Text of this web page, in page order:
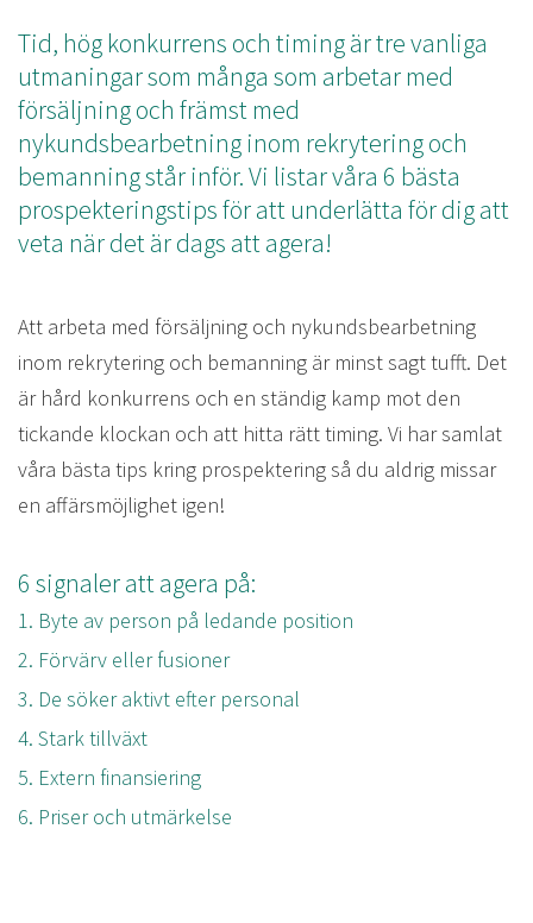
Tid, hög konkurrens och timing är tre vanliga
utmaningar som många som arbetar med
försäljning och främst med
nykundsbearbetning inom rekrytering och
bemanning står inför. Vi listar våra 6 bästa
prospekteringstips för att underlätta för dig att
veta när det är dags att agera!
Att arbeta med försäljning och nykundsbearbetning
inom rekrytering och bemanning är minst sagt tufft. Det
är hård konkurrens och en ständig kamp mot den
tickande klockan och att hitta rätt timing. Vi har samlat
våra bästa tips kring prospektering så du aldrig missar
en affärsmöjlighet igen!
6 signaler att agera på:
1. Byte av person på ledande position
2. Förvärv eller fusioner
3. De söker aktivt efter personal
4. Stark tillväxt
5. Extern finansiering
6. Priser och utmärkelse